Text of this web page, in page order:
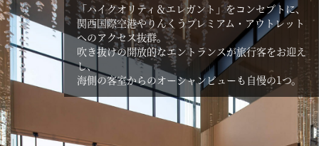
「ハイクオリティ＆エレガント」をコンセプトに、
関西国際空港やりんくうプレミアム・アウトレット
へのアクセス抜群。
吹き抜けの開放的なエントランスが旅行客をお迎え
し、
海側の客室からのオーシャンビューも自慢の1つ。